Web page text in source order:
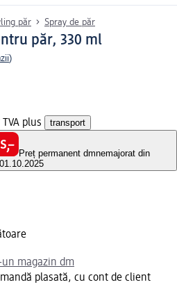
păr Spray de păr
păr, 330 ml
)
TVA plus transport
Preț permanent dmnemajorat din
01.10.2025
magazin dm
plasată, cu cont de client